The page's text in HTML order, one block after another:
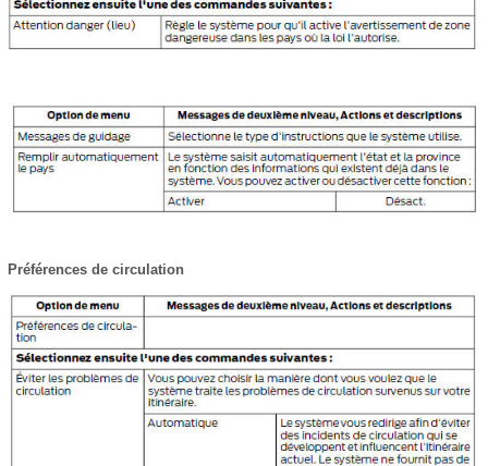
Préférences de circulation